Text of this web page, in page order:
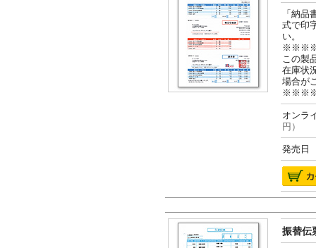
「納
式で印
い。
この製
在庫状
場合が
オン
円）
発売日
振替伝